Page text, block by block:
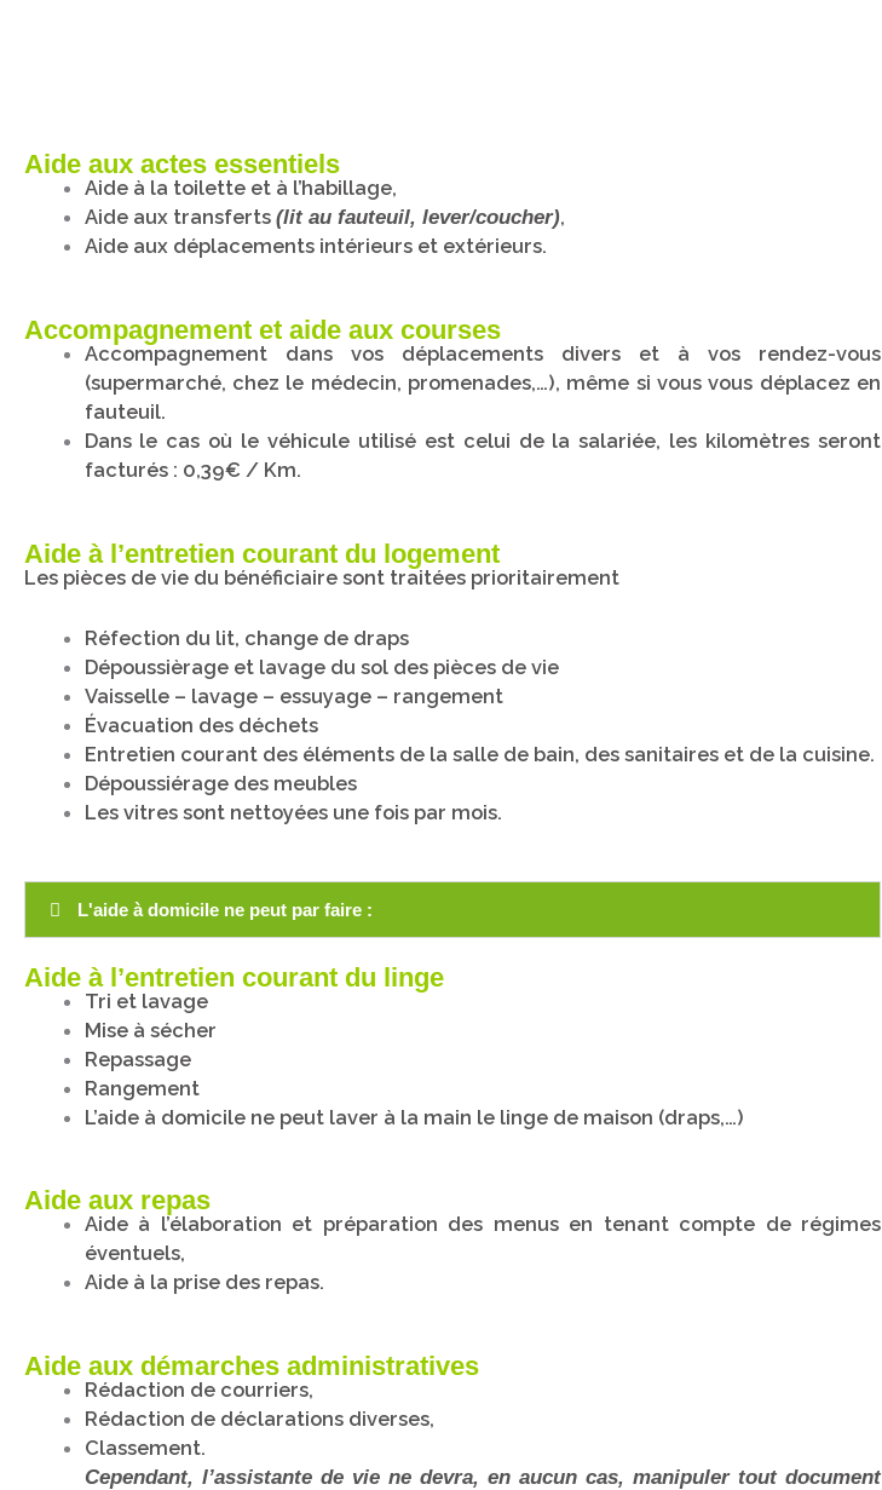
Aide aux actes essentiels
Aide à la toilette et à l’habillage,
Aide aux transferts (lit au fauteuil, lever/coucher),
Aide aux déplacements intérieurs et extérieurs.
Accompagnement et aide aux courses
Accompagnement dans vos déplacements divers et à vos rendez-vous
(supermarché, chez le médecin, promenades,…), même si vous vous déplacez en
fauteuil.
Dans le cas où le véhicule utilisé est celui de la salariée, les kilomètres seront
facturés : 0,39€ / Km.
Aide à l’entretien courant du logement
Les pièces de vie du bénéficiaire sont traitées prioritairement
Réfection du lit, change de draps
Dépoussièrage et lavage du sol des pièces de vie
Vaisselle – lavage – essuyage – rangement
Évacuation des déchets
Entretien courant des éléments de la salle de bain, des sanitaires et de la cuisine.
Dépoussiérage des meubles
Les vitres sont nettoyées une fois par mois.
L'aide à domicile ne peut par faire :
Aide à l’entretien courant du linge
Tri et lavage
Mise à sécher
Repassage
Rangement
L’aide à domicile ne peut laver à la main le linge de maison (draps,…)
Aide aux repas
Aide à l’élaboration et préparation des menus en tenant compte de régimes
éventuels,
Aide à la prise des repas.
Aide aux démarches administratives
Rédaction de courriers,
Rédaction de déclarations diverses,
Classement.
Cependant, l’assistante de vie ne devra, en aucun cas, manipuler tout document